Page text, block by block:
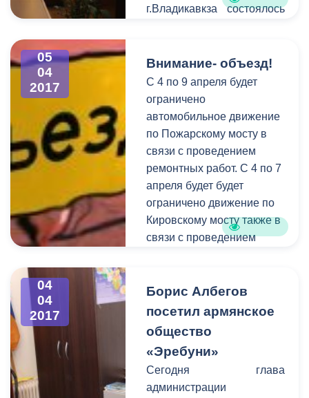
г.Владикавкза состоялось
комиссии по организации
мероприятий,
направленных на
снижение неформальной
занятости. В ходе
обсуждения были
подведены итоги
проделанной в 2016 году
работы, а также
утверждён план
предстоящих
представители
прокуратуры,
федеральной налоговой
службы, МВД,
пенсионного фонда,
соответствующих
структурных
05
04
2017
Внимание- объезд!
C 4 по 9 апреля будет
ограничено
автомобильное движение
по Пожарскому мосту в
связи с проведением
ремонтных работ. С 4 по 7
апреля будет будет
ограничено движение по
Кировскому мосту также в
связи с проведением
04
04
2017
Борис Албегов
посетил армянское
общество
«Эребуни»
Сегодня глава
администрации